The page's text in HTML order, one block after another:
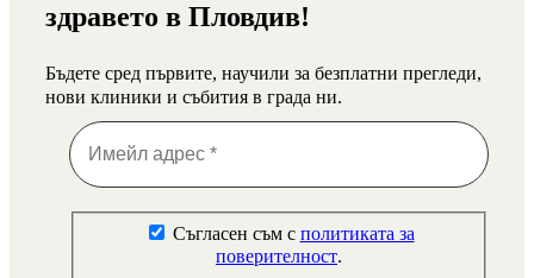
здравето в Пловдив!
Бъдете сред първите, научили за безплатни прегледи,
нови клиники и събития в града ни.
Съгласен съм с политиката за
поверителност.